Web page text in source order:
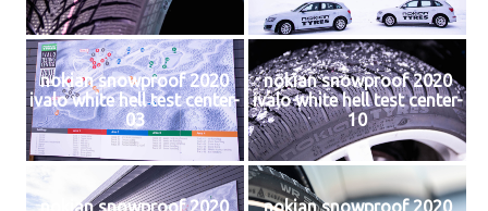
nokian snowproof 2020
ivalo white hell test center-
03
nokian snowproof 2020
ivalo white hell test center-
10
nokian snowproof 2020
nokian snowproof 2020